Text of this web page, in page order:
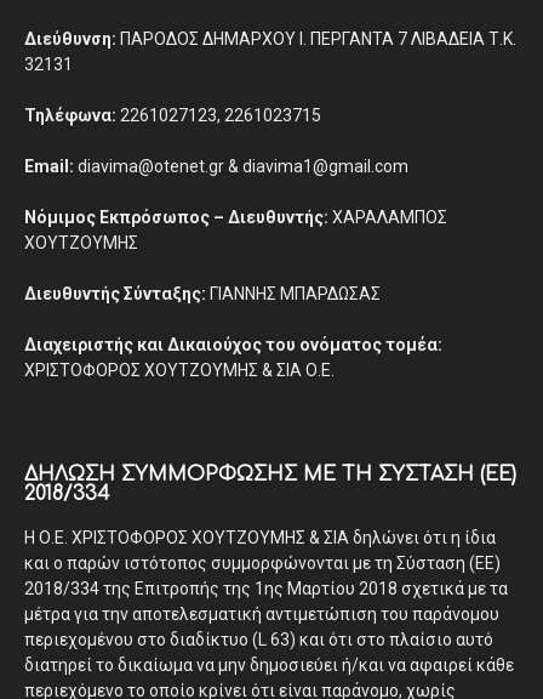
Διεύθυνση: ΠΑΡΟΔΟΣ ΔΗΜΑΡΧΟΥ Ι. ΠΕΡΓΑΝΤΑ 7 ΛΙΒΑΔΕΙΑ Τ.Κ.
32131
Τηλέφωνα: 2261027123, 2261023715
Email: diavima@otenet.gr & diavima1@gmail.com
Νόμιμος Εκπρόσωπος – Διευθυντής: ΧΑΡΑΛΑΜΠΟΣ
ΧΟΥΤΖΟΥΜΗΣ
Διευθυντής Σύνταξης: ΓΙΑΝΝΗΣ ΜΠΑΡΔΩΣΑΣ
Διαχειριστής και Δικαιούχος του ονόματος τομέα:
ΧΡΙΣΤΟΦΟΡΟΣ ΧΟΥΤΖΟΥΜΗΣ & ΣΙΑ Ο.Ε.
ΔΉΛΩΣΗ ΣΥΜΜΌΡΦΩΣΗΣ ΜΕ ΤΗ ΣΎΣΤΑΣΗ (ΕΕ)
2018/334
Η Ο.Ε. ΧΡΙΣΤΟΦΟΡΟΣ ΧΟΥΤΖΟΥΜΗΣ & ΣΙΑ δηλώνει ότι η ίδια
και ο παρών ιστότοπος συμμορφώνονται με τη Σύσταση (ΕΕ)
2018/334 της Επιτροπής της 1ης Μαρτίου 2018 σχετικά με τα
μέτρα για την αποτελεσματική αντιμετώπιση του παράνομου
περιεχομένου στο διαδίκτυο (L 63) και ότι στο πλαίσιο αυτό
διατηρεί το δικαίωμα να μην δημοσιεύει ή/και να αφαιρεί κάθε
περιεχόμενο το οποίο κρίνει ότι είναι παράνομο, χωρίς